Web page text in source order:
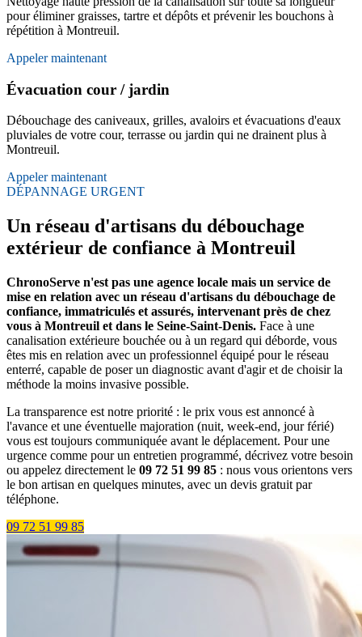
pour éliminer graisses, tartre et dépôts et prévenir les bouchons à
répétition à Montreuil.
Appeler maintenant
Évacuation cour / jardin
Débouchage des caniveaux, grilles, avaloirs et évacuations d'eaux
pluviales de votre cour, terrasse ou jardin qui ne drainent plus à
Montreuil.
Appeler maintenant
DÉPANNAGE URGENT
Un réseau d'artisans du débouchage
extérieur de confiance à Montreuil
ChronoServe n'est pas une agence locale mais un service de
mise en relation avec un réseau d'artisans du débouchage de
confiance, immatriculés et assurés, intervenant près de chez
vous à Montreuil et dans le Seine-Saint-Denis. Face à une
canalisation extérieure bouchée ou à un regard qui déborde, vous
êtes mis en relation avec un professionnel équipé pour le réseau
enterré, capable de poser un diagnostic avant d'agir et de choisir la
méthode la moins invasive possible.
La transparence est notre priorité : le prix vous est annoncé à
l'avance et une éventuelle majoration (nuit, week-end, jour férié)
vous est toujours communiquée avant le déplacement. Pour une
urgence comme pour un entretien programmé, décrivez votre besoin
ou appelez directement le 09 72 51 99 85 : nous vous orientons vers
le bon artisan en quelques minutes, avec un devis gratuit par
téléphone.
09 72 51 99 85